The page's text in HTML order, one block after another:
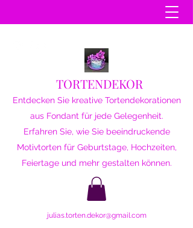
TORTENDEKOR
Entdecken Sie kreative Tortendekorationen
aus Fondant für jede Gelegenheit.
Erfahren Sie, wie Sie beeindruckende
Motivtorten für Geburtstage, Hochzeiten,
Feiertage und mehr gestalten können.
julias.torten.dekor@gmail.com